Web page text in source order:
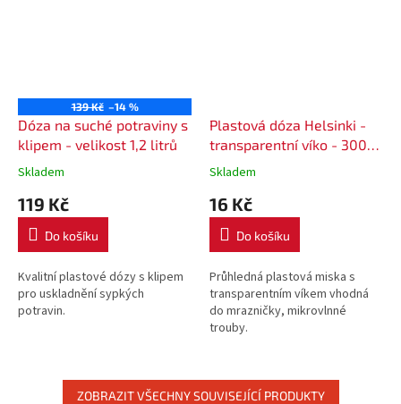
139 Kč –14 %
Dóza na suché potraviny s
klipem - velikost 1,2 litrů
Skladem
119 Kč
Do košíku
Kvalitní plastové dózy s klipem
pro uskladnění sypkých
potravin.
Plastová dóza Helsinki -
transparentní víko - 300
ml
Skladem
16 Kč
Do košíku
Průhledná plastová miska s
transparentním víkem vhodná
do mrazničky, mikrovlnné
trouby.
ZOBRAZIT VŠECHNY SOUVISEJÍCÍ PRODUKTY